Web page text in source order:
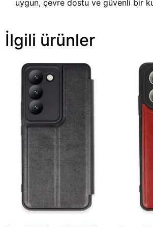
uygun, çevre dostu ve güvenli bir
İlgili ürünler